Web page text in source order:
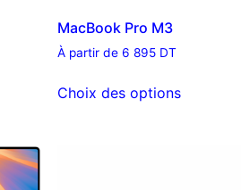
MacBook Pro M3
À partir de 6 895DT
Choix des options